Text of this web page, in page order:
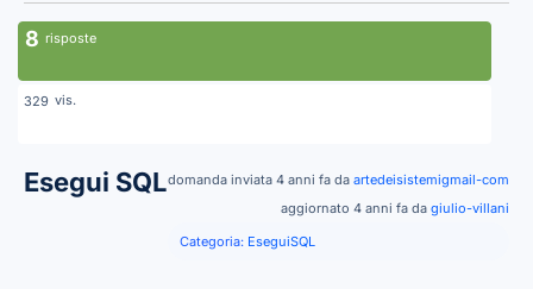
8 risposte
329 vis.
Esegui SQLdomanda inviata 4 anni fa da artedeisistemigmail-com
aggiornato 4 anni fa da giulio-villani
Categoria: EseguiSQL